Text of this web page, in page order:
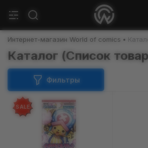
Интернет-магазин World of comics
Каталог (Список
Фильтры
SALE